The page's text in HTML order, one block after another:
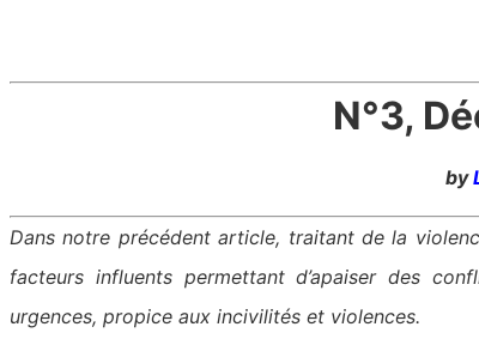
N°3,
by
Dans notre précédent article, traitant de la
facteurs influents permettant d’apaiser des
urgences, propice aux incivilités et violences.